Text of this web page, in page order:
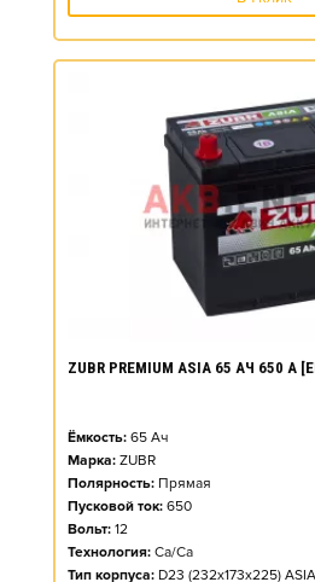
ZUBR PREMIUM ASIA 65 АЧ 650 А
Ёмкость: 65 Ач
Марка: ZUBR
Полярность: Прямая
Пусковой ток: 650
Вольт: 12
Технология: Ca/Ca
Тип корпуса: D23 (232x173x225) ASIA